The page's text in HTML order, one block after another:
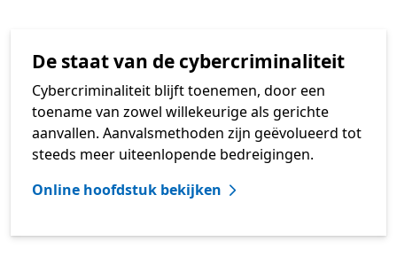
De staat van de cybercriminaliteit
Cybercriminaliteit blijft toenemen, door een
toename van zowel willekeurige als gerichte
aanvallen. Aanvalsmethoden zijn geëvolueerd tot
steeds meer uiteenlopende bedreigingen.
Online hoofdstuk bekijken